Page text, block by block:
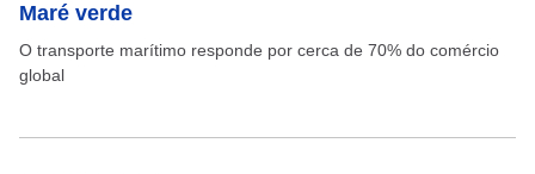
Maré verde
O transporte marítimo responde por cerca de 70% do comércio
global